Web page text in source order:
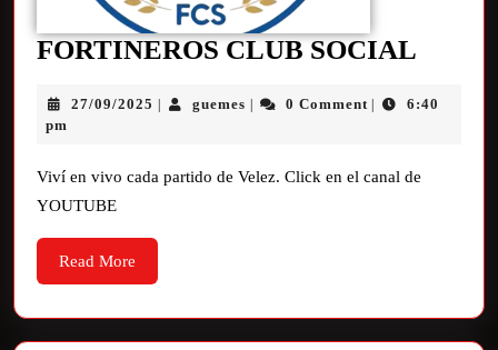
FORTINEROS CLUB SOCIAL
27/09/2025 | guemes | 0 Comment |
6:40
pm
Viví en vivo cada partido de Velez. Click en el canal de
YOUTUBE
Read More